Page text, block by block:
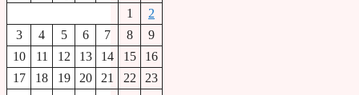
1
2
3
4 5 6 7 8
9
10
11 12 13 14 15
16
17
18 19 20 21 22
23